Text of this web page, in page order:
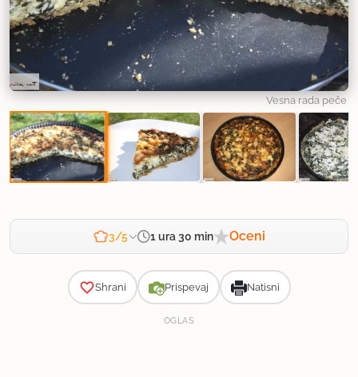
Vesna rada peče
3/5 1 ura 30 min Oceni
Shrani Prispevaj Natisni
OGLAS